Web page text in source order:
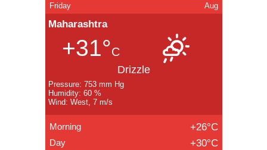
Friday Aug
Maharashtra
+31°C
Drizzle
Pressure: 753 mm Hg
Humidity: 60 %
Wind: West, 7 m/s
Morning +26°C
Day +30°C